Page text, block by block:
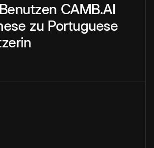
Benutzen CAMB.AI
zu Portuguese